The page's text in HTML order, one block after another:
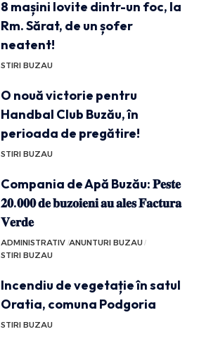
8 mașini lovite dintr-un foc, la
Rm. Sărat, de un șofer
neatent!
STIRI BUZAU
O nouă victorie pentru
Handbal Club Buzău, în
perioada de pregătire!
STIRI BUZAU
Compania de Apă Buzău: 𝐏𝐞𝐬𝐭𝐞
𝟐𝟎.𝟎𝟎𝟎 𝐝𝐞 𝐛𝐮𝐳𝐨𝐢𝐞𝐧𝐢 𝐚𝐮 𝐚𝐥𝐞𝐬 𝐅𝐚𝐜𝐭𝐮𝐫𝐚
𝐕𝐞𝐫𝐝𝐞
ADMINISTRATIV ANUNTURI BUZAU
STIRI BUZAU
Incendiu de vegetație în satul
Oratia, comuna Podgoria
STIRI BUZAU